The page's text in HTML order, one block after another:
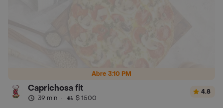
Abre 3:10 PM
Caprichosa fit
39 min · $ 1500
4.8